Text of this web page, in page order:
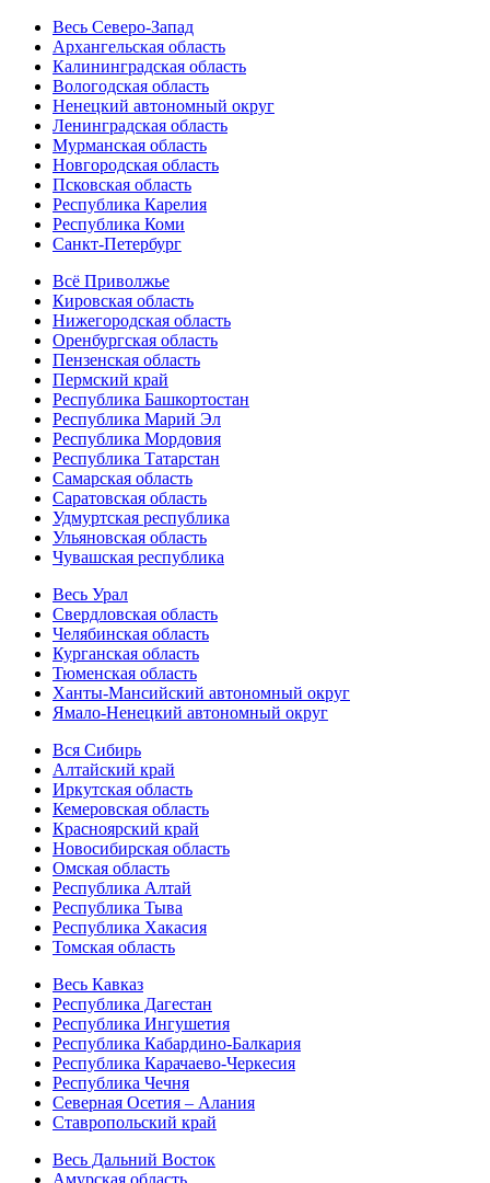
Весь Северо-Запад
Архангельская область
Калининградская область
Вологодская область
Ненецкий автономный округ
Ленинградская область
Мурманская область
Новгородская область
Псковская область
Республика Карелия
Республика Коми
Санкт-Петербург
Всё Приволжье
Кировская область
Нижегородская область
Оренбургская область
Пензенская область
Пермский край
Республика Башкортостан
Республика Марий Эл
Республика Мордовия
Республика Татарстан
Самарская область
Саратовская область
Удмуртская республика
Ульяновская область
Чувашская республика
Весь Урал
Свердловская область
Челябинская область
Курганская область
Тюменская область
Ханты-Мансийский автономный округ
Ямало-Ненецкий автономный округ
Вся Сибирь
Алтайский край
Иркутская область
Кемеровская область
Красноярский край
Новосибирская область
Омская область
Республика Алтай
Республика Тыва
Республика Хакасия
Томская область
Весь Кавказ
Республика Дагестан
Республика Ингушетия
Республика Кабардино-Балкария
Республика Карачаево-Черкесия
Республика Чечня
Северная Осетия – Алания
Ставропольский край
Весь Дальний Восток
Амурская область